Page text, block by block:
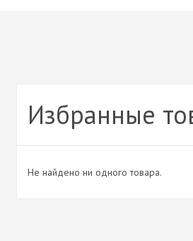
Избранные
Не найдено ни одного товара.